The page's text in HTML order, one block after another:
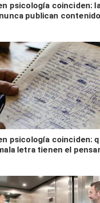
psicología coinciden:
publican
pretenden buscar
psicología coinciden:
letra tienen el
hacen por desinterés